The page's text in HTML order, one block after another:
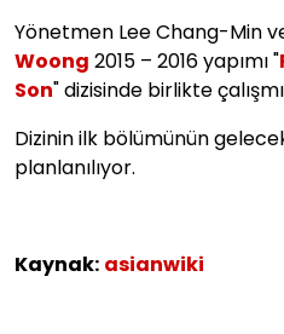
Yönetmen Lee Chang-Min
Woong 2015 – 2016 yapımı "
Son" dizisinde birlikte
Dizinin ilk bölümünün
planlanılıyor.
Kaynak: asianwiki